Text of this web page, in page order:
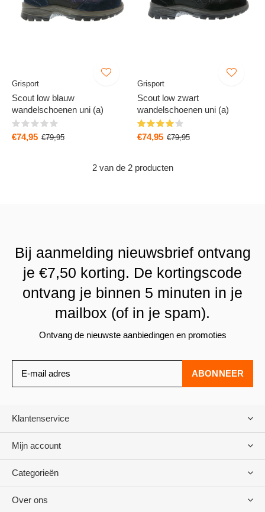
Grisport
Scout low blauw
wandelschoenen uni (a)
€74,95 €79,95
Grisport
Scout low zwart
wandelschoenen uni (a)
€74,95 €79,95
2 van de 2 producten
Bij aanmelding nieuwsbrief ontvang
je €7,50 korting. De kortingscode
ontvang je binnen 5 minuten in je
mailbox (of in je spam).
Ontvang de nieuwste aanbiedingen en promoties
ABONNEER
Klantenservice
Mijn account
Categorieën
Over ons